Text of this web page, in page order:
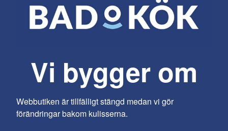
Vi bygger om
Webbutiken är tillfälligt stängd medan vi gör
förändringar bakom kulisserna.